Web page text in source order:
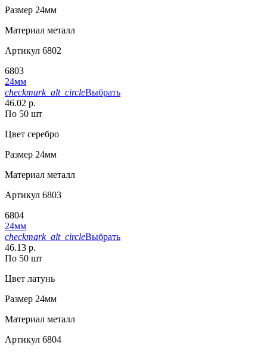
Размер 24мм
Материал металл
Артикул 6802
6803
24мм
checkmark_alt_circleВыбрать
46.02 р.
По 50 шт
Цвет серебро
Размер 24мм
Материал металл
Артикул 6803
6804
24мм
checkmark_alt_circleВыбрать
46.13 р.
По 50 шт
Цвет латунь
Размер 24мм
Материал металл
Артикул 6804